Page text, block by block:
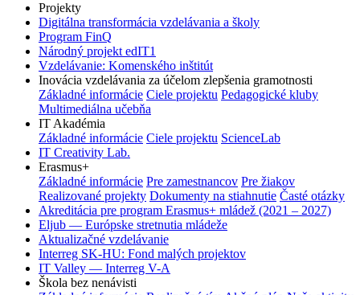
Projekty
Digitálna transformácia vzdelávania a školy
Program FinQ
Národný projekt edIT1
Vzdelávanie: Komenského inštitút
Inovácia vzdelávania za účelom zlepšenia gramotnosti
Základné informácie Ciele projektu Pedagogické kluby
Multimediálna učebňa
IT Akadémia
Základné informácie Ciele projektu ScienceLab
IT Creativity Lab.
Erasmus+
Základné informácie Pre zamestnancov Pre žiakov
Realizované projekty Dokumenty na stiahnutie Časté otázky
Akreditácia pre program Erasmus+ mládež (2021 – 2027)
Eljub — Európske stretnutia mládeže
Aktualizačné vzdelávanie
Interreg SK-HU: Fond malých projektov
IT Valley — Interreg V-A
Škola bez nenávisti